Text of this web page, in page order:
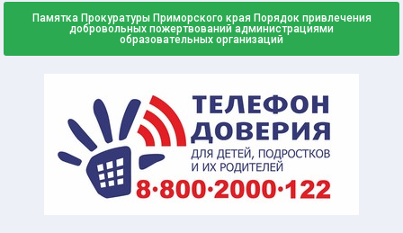
Памятка Прокуратуры Приморского края Порядок привлечения
добровольных пожертвований администрациями
образовательных организаций